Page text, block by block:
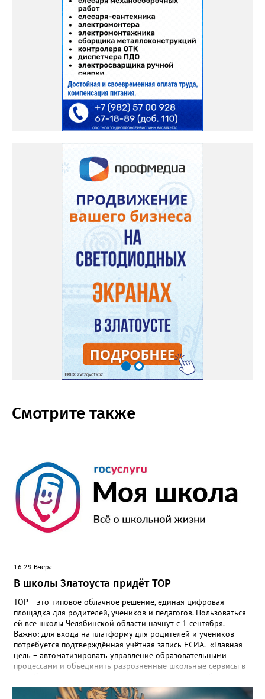
Смотрите также
16:29 Вчера
В школы Златоуста придёт ТОР
ТОР – это типовое облачное решение, единая цифровая
площадка для родителей, учеников и педагогов. Пользоваться
ей все школы Челябинской области начнут с 1 сентября.
Важно: для входа на платформу для родителей и учеников
потребуется подтверждённая учётная запись ЕСИА. «Главная
цель – автоматизировать управление образовательными
процессами и объединить разрозненные школьные сервисы в
региональном министерстве образования. - Платформа ТОР